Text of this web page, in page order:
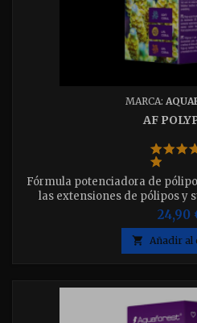
MARCA:
AF
Fórmula potenciadora de
las extensiones de pólipos y
24,90
 Añadir al